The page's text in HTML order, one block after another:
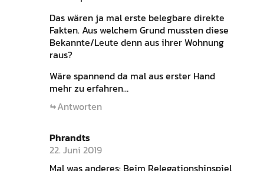
Das wären ja mal erste belegbare direkte
Fakten. Aus welchem Grund mussten diese
Bekannte/Leute denn aus ihrer Wohnung
raus?
Wäre spannend da mal aus erster Hand
mehr zu erfahren…
Antworten
Phrandts
22. Juni 2019